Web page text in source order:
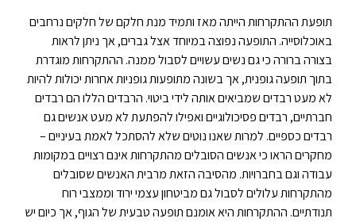
תופעת ההתקרחות הייתה מאז ותמיד מנת חלקם של חלקים נרחבים
באוכלוסייה. התופעה נפוצה במיוחד אצל גברים, אך ניתן לראות
בצורה ברורה כי גם נשים עשויים לסבול ממנה. ההתקרחות מוגדרת
בתוך תופעה גופנית, אך בשונה מתופעות גופניות אחרות יכולות להיות
לא מעט רבדים שמביאים אותה לידי ביטוי. הרבדים הללו הם רבדים
חברתיים, רבדים פסיכולוגיים ואפילו להפתעת לא מעט אנשים גם
רבדים כספיים. למרות שאנו נוטים שלא להסתכל לאמת בעיניים –
מחקרים הראו כי אנשים הסובלים מהתקרחות אינם רצויים במקומות
עבודה וגם בחברויות. מהסיבה הזאת מרבית האנשים שסובלים
מהתקרחות עלולים לסבול גם מביטחון עצמי ירוד וממצבי רוח
תנודתיים. ההתקרחות היא אומנם תופעה טבעית של הגוף, אך כיום יש